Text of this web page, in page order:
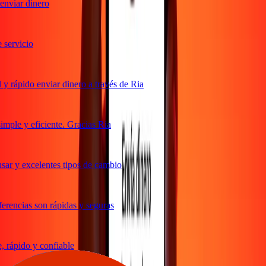
dinero
enviar dinero a través de Ria
y eficiente. Gracias Ria
y excelentes tipos de cambio
son rápidas y seguras
y confiable